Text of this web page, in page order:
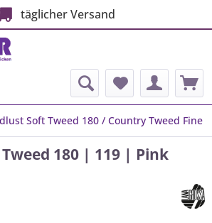
täglicher Versand
Soft Tweed 180 / Country Tweed Fine
180 | 119 | Pink